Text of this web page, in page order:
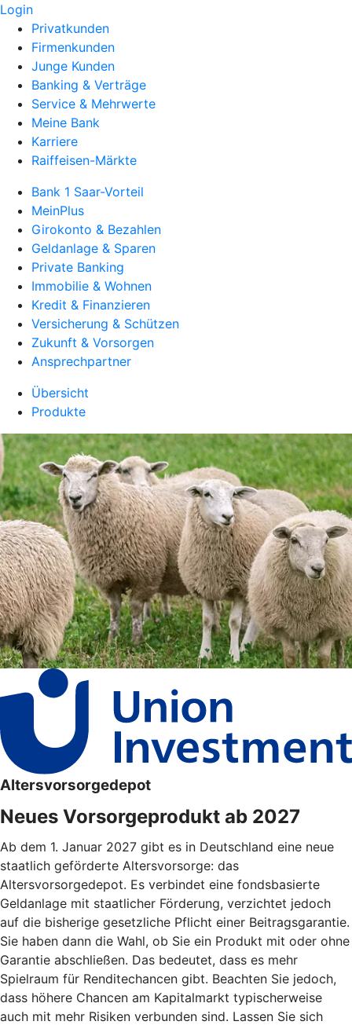
Login
Privatkunden
Firmenkunden
Junge Kunden
Banking & Verträge
Service & Mehrwerte
Meine Bank
Karriere
Raiffeisen-Märkte
Bank 1 Saar-Vorteil
MeinPlus
Girokonto & Bezahlen
Geldanlage & Sparen
Private Banking
Immobilie & Wohnen
Kredit & Finanzieren
Versicherung & Schützen
Zukunft & Vorsorgen
Ansprechpartner
Übersicht
Produkte
Altersvorsorgedepot
Neues Vorsorgeprodukt ab 2027
Ab dem 1. Januar 2027 gibt es in Deutschland eine neue
staatlich geförderte Altersvorsorge: das
Altersvorsorgedepot. Es verbindet eine fondsbasierte
Geldanlage mit staatlicher Förderung, verzichtet jedoch
auf die bisherige gesetzliche Pflicht einer Beitragsgarantie.
Sie haben dann die Wahl, ob Sie ein Produkt mit oder ohne
Garantie abschließen. Das bedeutet, dass es mehr
Spielraum für Renditechancen gibt. Beachten Sie jedoch,
dass höhere Chancen am Kapitalmarkt typischerweise
auch mit mehr Risiken verbunden sind. Lassen Sie sich